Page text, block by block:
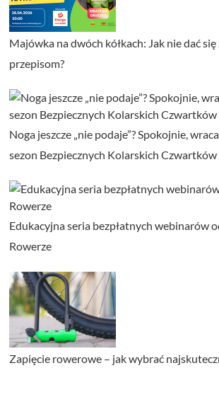
Majówka na dwóch kółkach: Jak nie dać się
przepisom?
Noga jeszcze „nie podaje”? Spokojnie,
sezon Bezpiecznych Kolarskich
Edukacyjna seria bezpłatnych webinarów
Rowerze
Zapięcie rowerowe – jak wybrać